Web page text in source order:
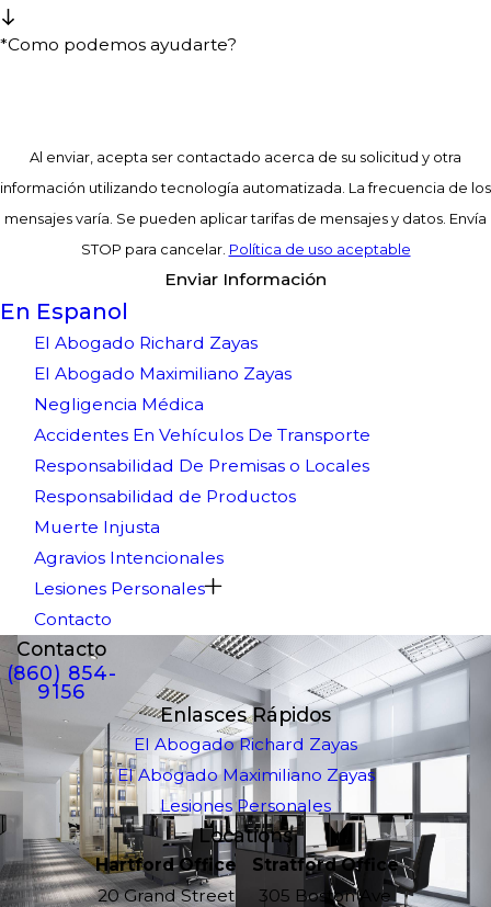
*Como podemos ayudarte?
Al enviar, acepta ser contactado acerca de su solicitud y otra
información utilizando tecnología automatizada. La frecuencia de los
mensajes varía. Se pueden aplicar tarifas de mensajes y datos. Envía
STOP para cancelar. Política de uso aceptable
Enviar Información
En Espanol
El Abogado Richard Zayas
El Abogado Maximiliano Zayas
Negligencia Médica
Accidentes En Vehículos De Transporte
Responsabilidad De Premisas o Locales
Responsabilidad de Productos
Muerte Injusta
Agravios Intencionales
Lesiones Personales
Contacto
Contacto
(860) 854-
9156
Enlasces Rápidos
El Abogado Richard Zayas
El Abogado Maximiliano Zayas
Lesiones Personales
Locations
Hartford Office
20 Grand Street
Stratford Office
305 Boston Ave